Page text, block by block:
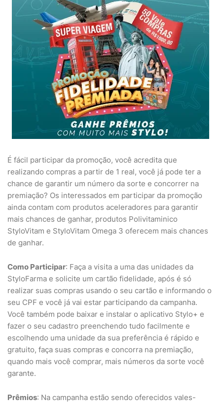
É fácil participar da promoção, você acredita que
realizando compras a partir de 1 real, você já pode ter a
chance de garantir um número da sorte e concorrer na
premiação? Os interessados em participar da promoção
ainda contam com produtos aceleradores para garantir
mais chances de ganhar, produtos Polivitaminico
StyloVitam e StyloVitam Omega 3 oferecem mais chances
de ganhar.
Como Participar: Faça a visita a uma das unidades da
StyloFarma e solicite um cartão fidelidade, após é só
realizar suas compras usando o seu cartão e informando o
seu CPF e você já vai estar participando da campanha.
Você também pode baixar e instalar o aplicativo Stylo+ e
fazer o seu cadastro preenchendo tudo facilmente e
escolhendo uma unidade da sua preferência é rápido e
gratuito, faça suas compras e concorra na premiação,
quando mais você comprar, mais números da sorte você
garante.
Prêmios: Na campanha estão sendo oferecidos vales-